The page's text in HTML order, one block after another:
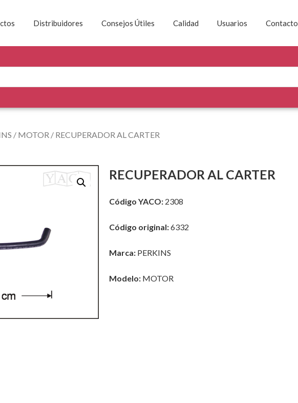
Distribuidores Consejos Útiles Calidad Usuarios Contacto
/ MOTOR / RECUPERADOR AL CARTER
RECUPERADOR AL CARTER
Código YACO:2308
Código original:6332
Marca:PERKINS
Modelo:MOTOR